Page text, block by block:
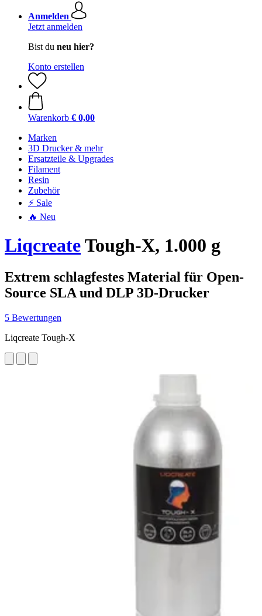
Anmelden
Jetzt anmelden
Bist du neu hier?
Konto erstellen
Warenkorb € 0,00
Marken
3D Drucker & mehr
Ersatzteile & Upgrades
Filament
Resin
Zubehör
⚡ Sale
🔥 Neu
LiqcreateTough-X, 1.000 g
Extrem schlagfestes Material für Open-
Source SLA und DLP 3D-Drucker
5 Bewertungen
Liqcreate Tough-X